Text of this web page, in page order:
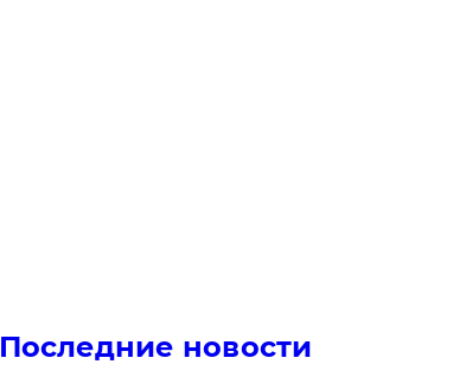
Последние новости